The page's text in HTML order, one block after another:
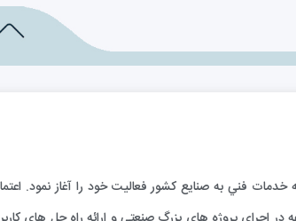
با هدف پشتيباني و ارائه خدمات فني به صنايع كشور فعاليت خود